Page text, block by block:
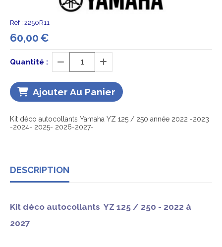
Ref : 2250R11
60,00€
Quantité :
Ajouter Au Panier
Kit déco autocollants Yamaha YZ 125 / 250 année 2022 -2023
-2024- 2025- 2026-2027-
DESCRIPTION
Kit déco autocollants YZ 125 / 250 - 2022 à
2027